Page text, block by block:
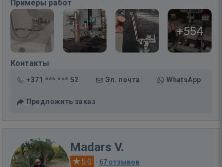
Примеры работ
+554
Контакты
+371 *** *** 52 Эл. почта WhatsApp
Предложить заказ
Madars V.
5.0 · 67 отзывов